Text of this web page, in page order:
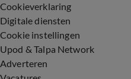
Cookieverklaring
Digitale diensten
Cookie instellingen
Upod & Talpa Network
Adverteren